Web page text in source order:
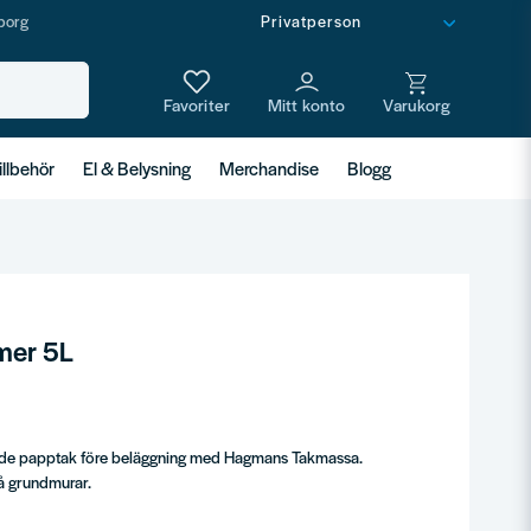
El & Belysning Merchandise Blogg
5L
papptak före beläggning med Hagmans Takmassa.
grundmurar.